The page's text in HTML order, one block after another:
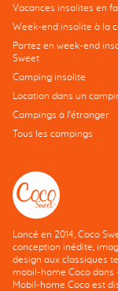
Vacances insolites en
Week-end insolite à la
Partez en week-end
Sweet
Camping insolite
Location dans un
Campings à l’étranger
Tous les campings
Lancé en 2014, Coco
conception inédite,
design aux classiques
mobil-home Coco dans
Mobil-home Coco est